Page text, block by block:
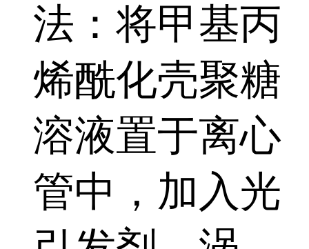
法：将甲基丙
烯酰化壳聚糖
溶液置于离心
管中，加入光